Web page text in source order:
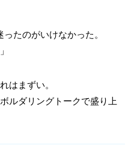
たのがいけなかった。
はまずい。
ルダリングトークで盛り上